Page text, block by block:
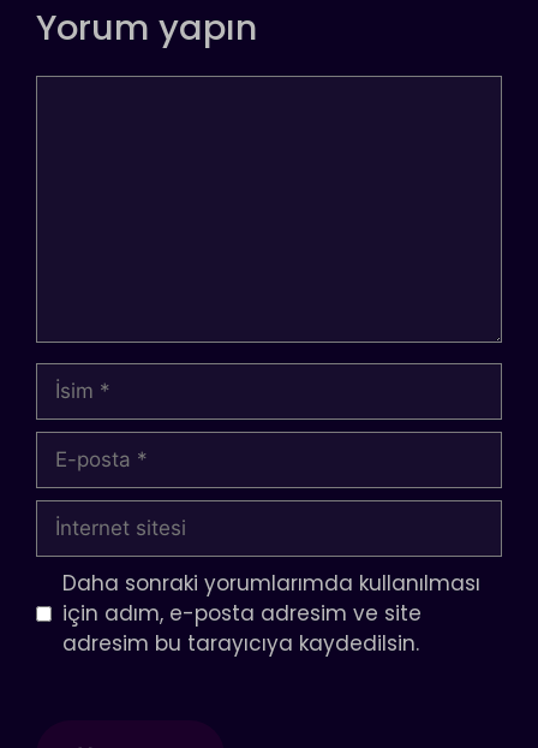
Yorum yapın
İsim
posta
İnternet
sitesi
Daha sonraki yorumlarımda kullanılması
için adım, e-posta adresim ve site
adresim bu tarayıcıya kaydedilsin.